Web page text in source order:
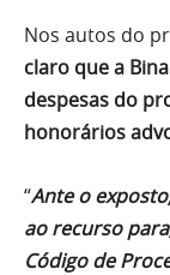
Nos autos do
claro que a
despesas do
honorários
“Ante o
ao recurso
Código de